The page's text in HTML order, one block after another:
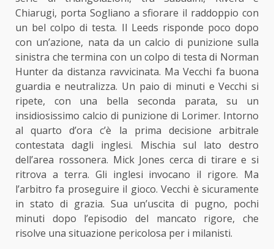
Chiarugi, porta Sogliano a sfiorare il raddoppio con
un bel colpo di testa. Il Leeds risponde poco dopo
con un’azione, nata da un calcio di punizione sulla
sinistra che termina con un colpo di testa di Norman
Hunter da distanza ravvicinata. Ma Vecchi fa buona
guardia e neutralizza. Un paio di minuti e Vecchi si
ripete, con una bella seconda parata, su un
insidiosissimo calcio di punizione di Lorimer. Intorno
al quarto d’ora c’è la prima decisione arbitrale
contestata dagli inglesi. Mischia sul lato destro
dell’area rossonera. Mick Jones cerca di tirare e si
ritrova a terra. Gli inglesi invocano il rigore. Ma
l’arbitro fa proseguire il gioco. Vecchi è sicuramente
in stato di grazia. Sua un’uscita di pugno, pochi
minuti dopo l’episodio del mancato rigore, che
risolve una situazione pericolosa per i milanisti.